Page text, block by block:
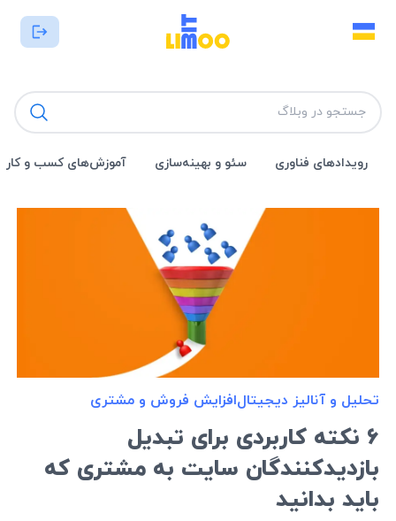
رویداد‌های فناوری سئو و بهینه‌سازی آموزش‌های کسب و کار
تحلیل و آنالیز دیجیتالافزایش فروش و مشتری
۶ نکته کاربردی برای تبدیل
بازدیدکنندگان سایت به مشتری که
باید بدانید